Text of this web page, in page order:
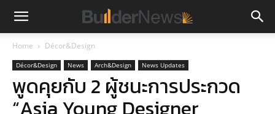
Home Décor&Design
Décor&Design News Arch&Design News Updates
พูดคุยกับ 2 ผู้ชนะการประกวด